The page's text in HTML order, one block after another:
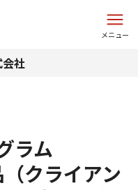
メニュー
社
ラム
クライアン